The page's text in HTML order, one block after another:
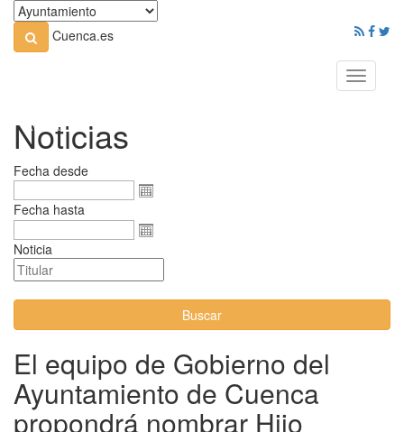
Cuenca.es
Toggle
Noticias
Fecha desde
Fecha hasta
Noticia
Buscar
El equipo de Gobierno del
Ayuntamiento de Cuenca
propondrá nombrar Hijo